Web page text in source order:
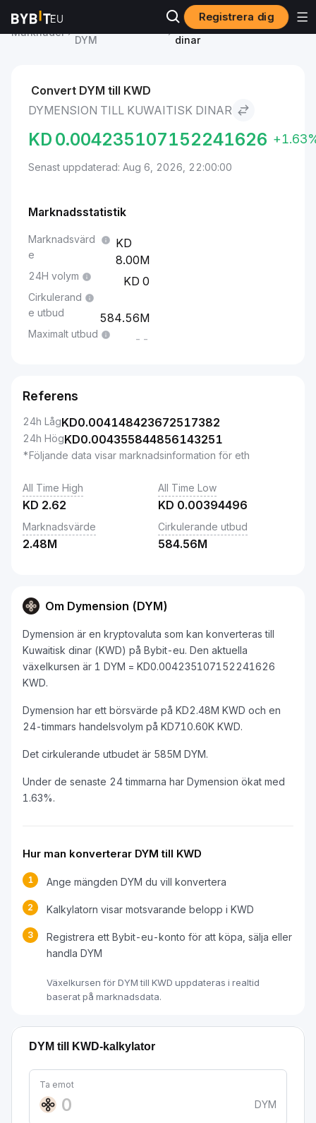
Registrera dig
Marknader
DYM
Dymension to Kuwaitisk
dinar
Convert DYM till KWD
DYMENSION TILL KUWAITISK DINAR
KD 0.004235107152241626
Senast uppdaterad: Aug 6, 2026, 22:00:00
Marknadsstatistik
Marknadsvärd
e
8.00M
24H volym 0
Cirkulerand
e utbud
584.56M
Maximalt utbud --
Referens
24h LågKD0.004148423672517382
24h HögKD0.004355844856143251
*Följande data visar marknadsinformation för eth
All Time High
KD 2.62
All Time Low
KD 0.00394496
Marknadsvärde
2.48M
Cirkulerande utbud
584.56M
Om Dymension (DYM)
Dymension är en kryptovaluta som kan konverteras till
Kuwaitisk dinar (KWD) på Bybit-eu. Den aktuella
växelkursen är 1 DYM = KD0.004235107152241626
KWD.
Dymension har ett börsvärde på KD2.48M KWD och en
24-timmars handelsvolym på KD710.60K KWD.
Det cirkulerande utbudet är 585M DYM.
Under de senaste 24 timmarna har Dymension ökat med
1.63%.
Hur man konverterar DYM till KWD
1 Ange mängden DYM du vill konvertera
2 Kalkylatorn visar motsvarande belopp i KWD
3
Registrera ett Bybit-eu-konto för att köpa, sälja eller
handla DYM
Växelkursen för DYM till KWD uppdateras i realtid
baserat på marknadsdata.
DYM till KWD-kalkylator
Ta emot
DYM